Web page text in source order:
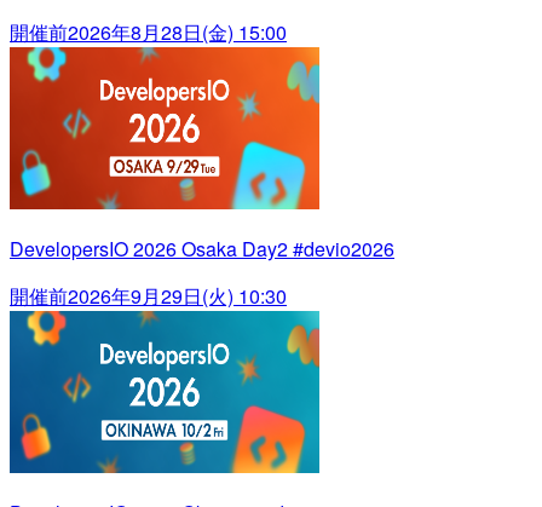
開催前2026年8月28日(金) 15:00
DevelopersIO 2026 Osaka Day2 #devio2026
開催前2026年9月29日(火) 10:30